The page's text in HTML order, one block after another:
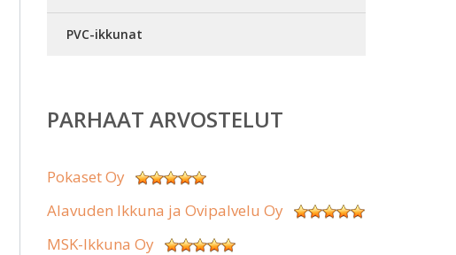
PVC-ikkunat
PARHAAT ARVOSTELUT
Pokaset Oy
Alavuden Ikkuna ja Ovipalvelu Oy
MSK-Ikkuna Oy